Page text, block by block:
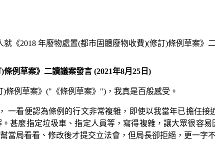
就《2018 年廢物處置(都市固體廢物收費)(修訂)條例草案》
例草案》二讀議案發言 (2021年8月25日)
條例草案》("《條例草案》")，我真是百般感受。
一看便認為條例的行文非常複雜，即使以我當年已擔任
甚麼指定垃圾車、指定人員等，寫得複雜，讓大眾很容
當局看看、修改後才提交立法會，但局長卻拒絕，更一字